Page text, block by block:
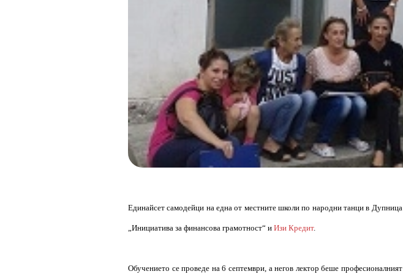
Единайсет самодейци на една от местните школи по народни танци в Дупница
„Инициатива за финансова грамотност“ и Изи Кредит.
Обучението се проведе на 6 септември, а негов лектор беше